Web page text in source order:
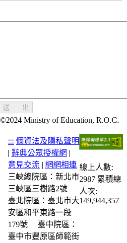
送 出
Ministry of Education, R.O.C.
::: 個資法及隱私聲明
| 辭典公眾授權網 |
意見交流 | 網網相連
三峽總院區：新北市
三峽區三樹路2號
臺北院區：臺北市大
安區和平東路一段
179號
臺中院區：
臺中市豐原區師範街
線上人數:
2987 累積總
人次:
149,944,357